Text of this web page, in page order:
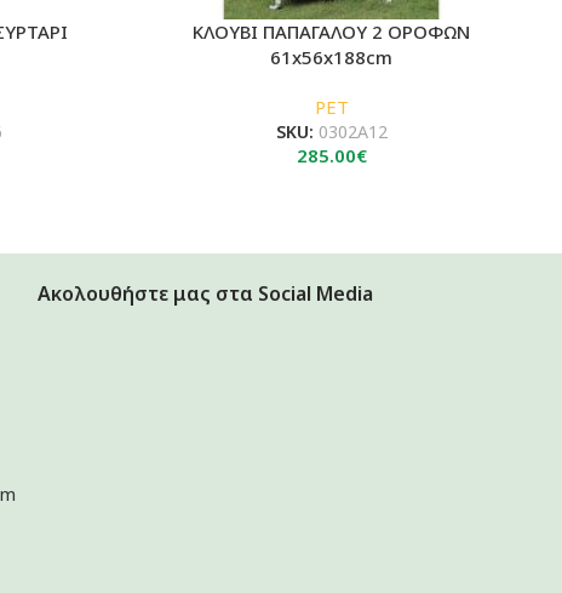
ΚΛΟΥΒΙ ΠΑΠΑΓΑΛΟΥ 2 ΟΡΟΦΩΝ
61x56x188cm
PET
SKU: 0302A12
285.00€
Ακολουθήστε μας στα Social Media